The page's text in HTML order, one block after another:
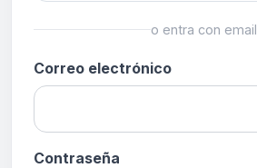
o entra con email
Correo electrónico
Contraseña